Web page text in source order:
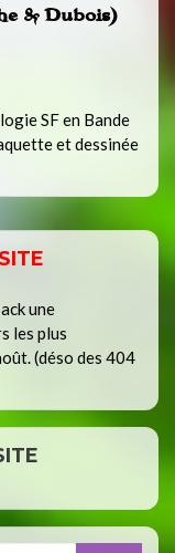
& Dubois)
SF en Bande
et dessinée
une
les plus
(déso des 404